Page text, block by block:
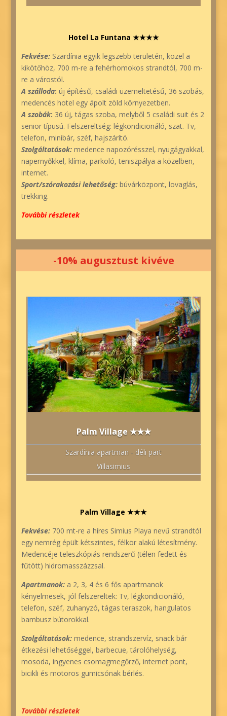
Hotel La Funtana ★★★★
Fekvése: Szardínia egyik legszebb területén, közel a
kikötőhöz, 700 m-re a fehérhomokos strandtól, 700 m-
re a várostól.
A szálloda: új építésű, családi üzemeltetésű, 36 szobás,
medencés hotel egy ápolt zöld környezetben.
A szobák: 36 új, tágas szoba, melyből 5 családi suit és 2
senior típusú. Felszereltség: légkondicionáló, szat. Tv,
telefon, minibár, széf, hajszárító.
Szolgáltatások: medence napozórésszel, nyugágyakkal,
napernyőkkel, klíma, parkoló, teniszpálya a közelben,
internet.
Sport/szórakozási lehetőség: búvárközpont, lovaglás,
trekking.
További részletek
-10% augusztust kivéve
Palm Village ★★★
Szardínia apartman - déli part
Villasimius
Palm Village ★★★
Fekvése: 700 mt-re a híres Simius Playa nevű strandtól
egy nemrég épült kétszintes, félkör alakú létesítmény.
Medencéje teleszkópiás rendszerű (télen fedett és
fűtött) hidromasszázzsal.
Apartmanok: a 2, 3, 4 és 6 fős apartmanok
kényelmesek, jól felszereltek: Tv, légkondicionáló,
telefon, széf, zuhanyzó, tágas teraszok, hangulatos
bambusz bútorokkal.
Szolgáltatások: medence, strandszervíz, snack bár
étkezési lehetőséggel, barbecue, tárolóhelység,
mosoda, ingyenes csomagmegőrző, internet pont,
bicikli és motoros gumicsónak bérlés.
További részletek